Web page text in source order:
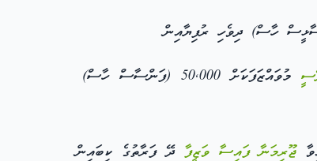
މުވައްޒަފަކަށް 50,000 (ފަންސާސް ހާސް)
ޖޫރިމަނާ ފައިސާ ވަޒީފާ ދޭ ފަރާތުގެ ކިބައިން